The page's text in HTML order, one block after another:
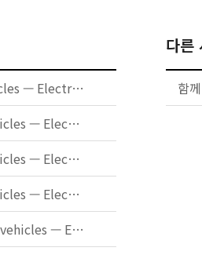
ISO/DIS 7637-2 - Road vehicles — Electrical disturbances by conduction and coupling — Part 2: Electrical transient conduction along supply lines
ISO 7637-0:1990 - Road vehicles — Electrical disturbance by conduction and coupling — Part 0: Definitions and general
ISO 7637-2:2011 - Road vehicles — Electrical disturbances from conduction and coupling — Part 2: Electrical transient conduction along supply lines only
ISO 7637-3:2016 - Road vehicles — Electrical disturbances from conduction and coupling — Part 3: Electrical transient transmission by capacitive and inductive coupling via lines other than supply lines
ISO/TR 7637-5:2016 - Road vehicles — Electrical disturbances from conduction and coupling — Part 5: Enhanced definitions and verification methods for harmonization of pulse generators according to ISO 7637
다른
함